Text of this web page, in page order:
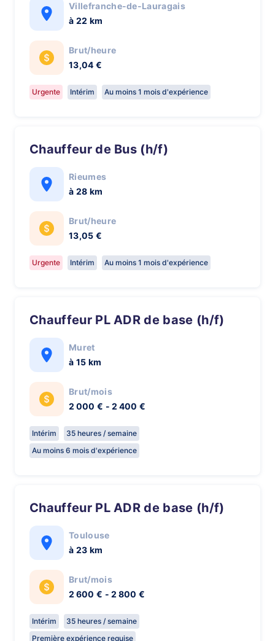
Villefranche-de-Lauragais
à 22 km
Brut/heure
13,04 €
Urgente Intérim Au moins 1 mois d'expérience
Chauffeur de Bus (h/f)
Rieumes
à 28 km
Brut/heure
13,05 €
Urgente Intérim Au moins 1 mois d'expérience
Chauffeur PL ADR de base (h/f)
Muret
à 15 km
Brut/mois
2 000 € - 2 400 €
Intérim
35 heures / semaine
Au moins 6 mois d'expérience
Chauffeur PL ADR de base (h/f)
Toulouse
à 23 km
Brut/mois
2 600 € - 2 800 €
Intérim
35 heures / semaine
Première expérience requise